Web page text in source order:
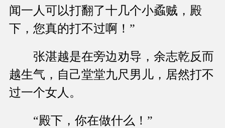
闻一人可以打翻了十几个小蟊贼，殿
下，您真的打不过啊！”
张湛越是在旁边劝导，余志乾反而
越生气，自己堂堂九尺男儿，居然打不
过一个女人。
“殿下，你在做什么！”